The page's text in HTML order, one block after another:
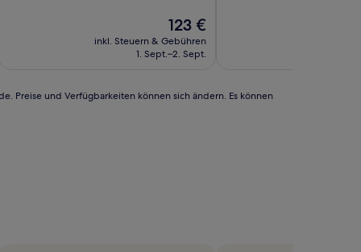
Der
Preis
beträgt
123 €
inkl. Steuern & Gebühren
1. Sept.–2. Sept.
Preise und Verfügbarkeiten können sich ändern. Es können